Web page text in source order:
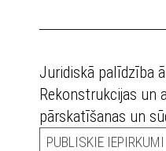
Juridiskā palīdzība
Rekonstrukcijas un
pārskatīšanas un
PUBLISKIE IEPIRKUMI